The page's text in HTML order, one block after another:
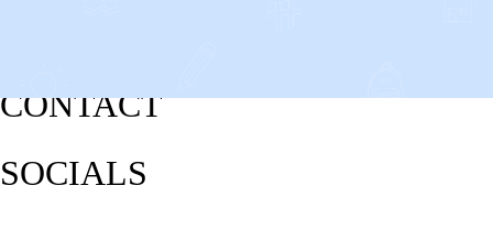
CONTACT
SOCIALS